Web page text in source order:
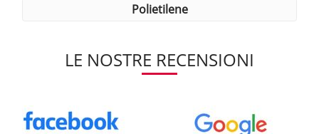
polietilene
LE NOSTRE RECENSIONI